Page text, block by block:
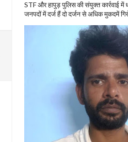
STF और हापुड़ पुलिस की संयुक्त कार्रवाई
जनपदों में दर्ज हैं दो दर्जन से अधिक मुकदमें